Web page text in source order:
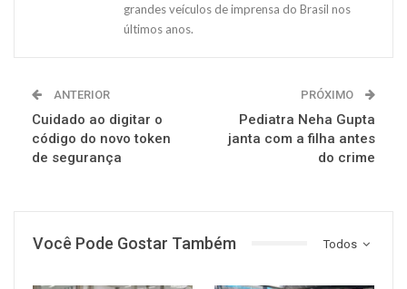
grandes veículos de imprensa do Brasil nos
últimos anos.
ANTERIOR
Cuidado ao digitar o
código do novo token
de segurança
PRÓXIMO
Pediatra Neha Gupta
janta com a filha antes
do crime
Todos
Você Pode Gostar Também